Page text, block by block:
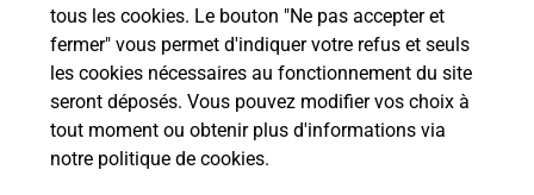
tous les cookies. Le bouton "Ne pas accepter et
fermer" vous permet d'indiquer votre refus et seuls
les cookies nécessaires au fonctionnement du site
seront déposés. Vous pouvez modifier vos choix à
tout moment ou obtenir plus d'informations via
notre politique de cookies.
En Savoir Plus sur Saint Marcel